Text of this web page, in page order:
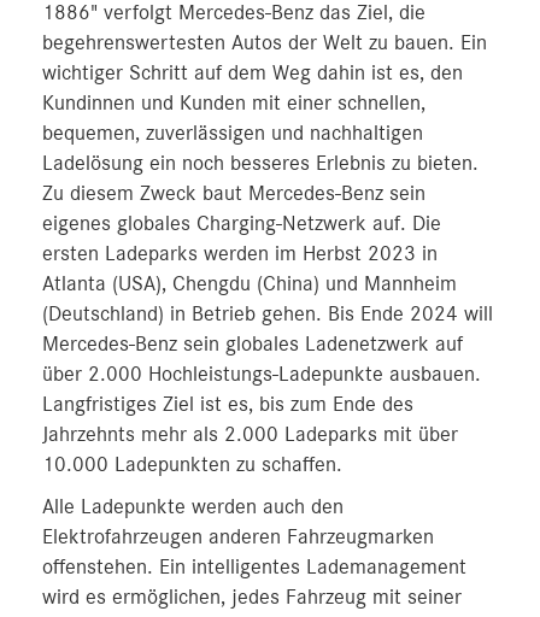
1886" verfolgt Mercedes-Benz das Ziel, die
begehrenswertesten Autos der Welt zu bauen. Ein
wichtiger Schritt auf dem Weg dahin ist es, den
Kundinnen und Kunden mit einer schnellen,
bequemen, zuverlässigen und nachhaltigen
Ladelösung ein noch besseres Erlebnis zu bieten.
Zu diesem Zweck baut Mercedes-Benz sein
eigenes globales Charging-Netzwerk auf. Die
ersten Ladeparks werden im Herbst 2023 in
Atlanta (USA), Chengdu (China) und Mannheim
(Deutschland) in Betrieb gehen. Bis Ende 2024 will
Mercedes-Benz sein globales Ladenetzwerk auf
über 2.000 Hochleistungs-Ladepunkte ausbauen.
Langfristiges Ziel ist es, bis zum Ende des
Jahrzehnts mehr als 2.000 Ladeparks mit über
10.000 Ladepunkten zu schaffen.
Alle Ladepunkte werden auch den
Elektrofahrzeugen anderen Fahrzeugmarken
offenstehen. Ein intelligentes Lademanagement
wird es ermöglichen, jedes Fahrzeug mit seiner